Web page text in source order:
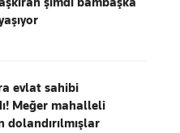
evlat sahibi
Meğer mahalleli
dolandırılmışlar